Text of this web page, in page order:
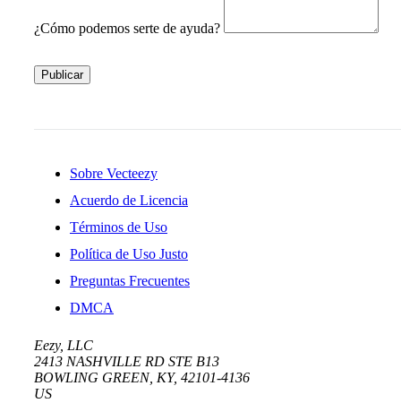
¿Cómo podemos serte de ayuda?
Publicar
Sobre Vecteezy
Acuerdo de Licencia
Términos de Uso
Política de Uso Justo
Preguntas Frecuentes
DMCA
Eezy, LLC
2413 NASHVILLE RD STE B13
BOWLING GREEN, KY, 42101-4136
US